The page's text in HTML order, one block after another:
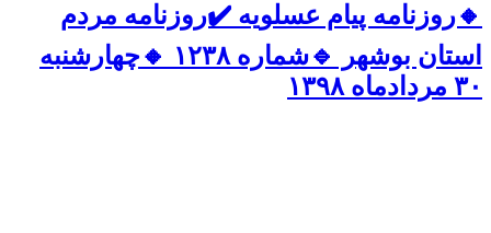
🔸روزنامه پیام عسلویه ✔️روزنامه مردم
استان بوشهر 🔹شماره ۱۲۳۸ 🔸چهارشنبه
۳۰ مردادماه ۱۳۹۸